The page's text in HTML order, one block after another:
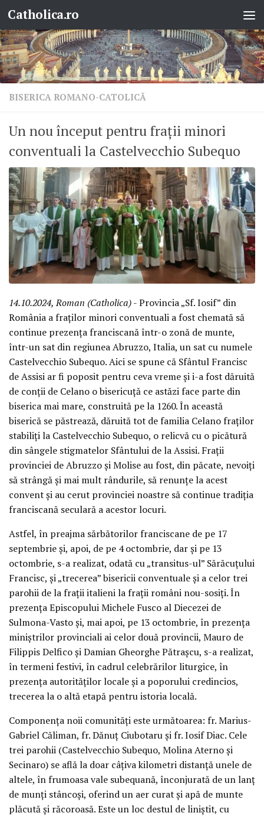
Skip to content
Catholica.ro
BISERICA ROMANO-CATOLICĂ
Un nou început pentru frații minori
conventuali la Castelvecchio Subequo
14.10.2024, Roman (Catholica)- Provincia „Sf. Iosif” din
România a fraților minori conventuali a fost chemată să
continue prezența franciscană într-o zonă de munte,
într-un sat din regiunea Abruzzo, Italia, un sat cu numele
Castelvecchio Subequo. Aici se spune că Sfântul Francisc
de Assisi ar fi poposit pentru ceva vreme și i-a fost dăruită
de conții de Celano o bisericuță ce astăzi face parte din
biserica mai mare, construită pe la 1260. În această
biserică se păstrează, dăruită tot de familia Celano fraților
stabiliți la Castelvecchio Subequo, o relicvă cu o picătură
din sângele stigmatelor Sfântului de la Assisi. Frații
provinciei de Abruzzo și Molise au fost, din păcate, nevoiți
să strângă și mai mult rândurile, să renunțe la acest
convent și au cerut provinciei noastre să continue tradiția
franciscană seculară a acestor locuri.
Astfel, în preajma sărbătorilor franciscane de pe 17
septembrie și, apoi, de pe 4 octombrie, dar și pe 13
octombrie, s-a realizat, odată cu „transitus-ul” Sărăcuțului
Francisc, și „trecerea” bisericii conventuale și a celor trei
parohii de la frații italieni la frații români nou-sosiți. În
prezența Episcopului Michele Fusco al Diecezei de
Sulmona-Vasto și, mai apoi, pe 13 octombrie, în prezența
miniștrilor provinciali ai celor două provincii, Mauro de
Filippis Delfico și Damian Gheorghe Pătrașcu, s-a realizat,
în termeni festivi, în cadrul celebrărilor liturgice, în
prezența autorităților locale și a poporului credincios,
trecerea la o altă etapă pentru istoria locală.
Componența noii comunități este următoarea: fr. Marius-
Gabriel Căliman, fr. Dănuț Ciubotaru și fr. Iosif Diac. Cele
trei parohii (Castelvecchio Subequo, Molina Aterno și
Secinaro) se află la doar câțiva kilometri distanță unele de
altele, în frumoasa vale subequană, înconjurată de un lanț
de munți stâncoși, oferind un aer curat și apă de munte
plăcută și răcoroasă. Este un loc destul de liniștit, cu